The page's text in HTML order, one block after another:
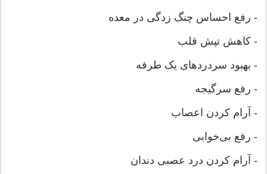
- رفع احساس چنگ زدگی در معده
- کاهش تپش قلب
- بهبود سردردهای یک طرفه
- رفع سرگیجه
- آرام کردن اعصاب
- رفع بی‌خوابی
- آرام کردن درد عصبی دندان